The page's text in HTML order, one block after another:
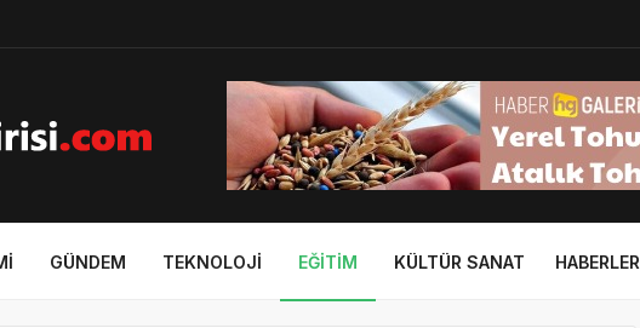
GÜNDEM TEKNOLOJI EĞITIM KÜLTÜR SANAT HABERLER